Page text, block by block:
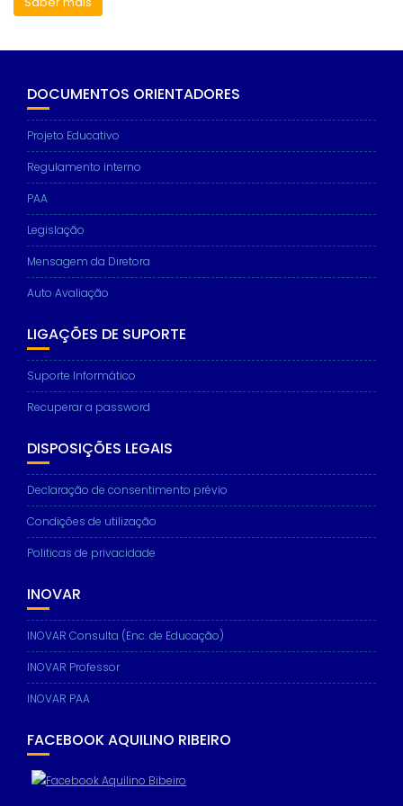
DOCUMENTOS ORIENTADORES
Projeto Educativo
Regulamento interno
PAA
Legislação
Mensagem da Diretora
Auto Avaliação
LIGAÇÕES DE SUPORTE
Suporte Informático
Recuperar a password
DISPOSIÇÕES LEGAIS
Declaração de consentimento prévio
Condições de utilização
Politicas de privacidade
INOVAR
INOVAR Consulta (Enc. de Educação)
INOVAR Professor
INOVAR PAA
FACEBOOK AQUILINO RIBEIRO